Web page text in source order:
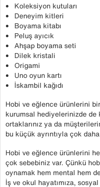
Koleksiyon kutuları
Deneyim kitleri
Boyama kitabı
Peluş ayıcık
Ahşap boyama seti
Dilek kristali
Origami
Uno oyun kartı
İskambil kağıdı
Hobi ve eğlence ürünlerini
kurumsal hediyelerinizde de
ortaklarınız ya da
bu küçük ayrıntıyla çok
Hobi ve eğlence ürünlerini
çok sebebiniz var. Çünkü
oynamak hem mental hem
İş ve okul hayatımıza,